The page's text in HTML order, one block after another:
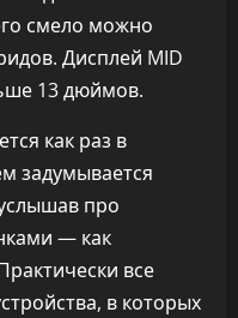
смело можно
Дисплей MID
13 дюймов.
как раз в
задумывается
про
— как
все
в которых